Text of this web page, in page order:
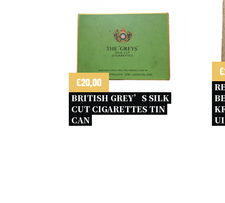
€20,00
BRITISH GREY’S SILK
CUT CIGARETTES TIN
CAN
€